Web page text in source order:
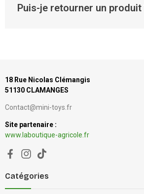
Puis-je retourner un produit
18 Rue Nicolas Clémangis
51130 CLAMANGES
Contact@mini-toys.fr
Site partenaire :
www.laboutique-agricole.fr
Catégories